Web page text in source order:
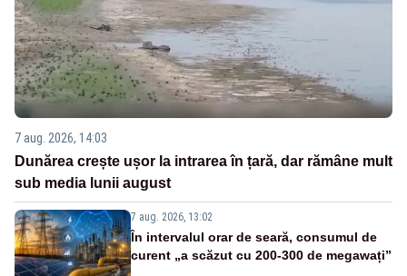
7 aug. 2026, 14:03
Dunărea crește ușor la intrarea în țară, dar rămâne mult
sub media lunii august
7 aug. 2026, 13:02
În intervalul orar de seară, consumul de
curent „a scăzut cu 200-300 de megawați”